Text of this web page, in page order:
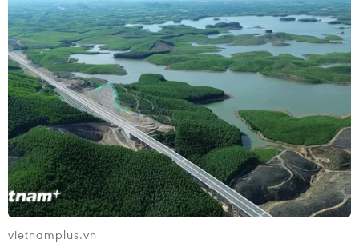
Tiềm năng và cơ hội phát triển điện gió,
điện Mặt Trời ở Việt Nam
21/06/2019 02:40
Theo đại diện Cục Điện lực và Năng lượng tái tạo, Bộ
Công Thương cho biết tính đến tháng 6/2019, tổng công
suất lắp đặt các dự án điện Mặt Trời, điện gió và sinh
khối tại Việt Nam đạt khoảng 2,5 GW.
vietnamplus.vn